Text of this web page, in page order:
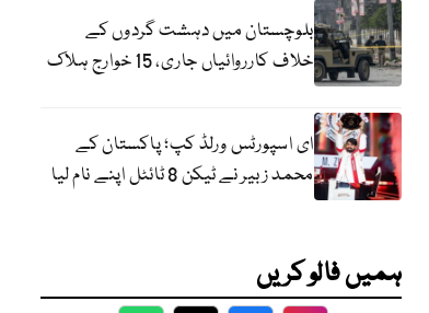
بلوچستان میں دہشت گردوں کے
خلاف کارروائیاں جاری، 15 خوارج ہلاک
ای اسپورٹس ورلڈ کپ؛ پاکستان کے
محمد زبیر نے ٹیکن 8 ٹائٹل اپنے نام لیا
ہمیں فالو کریں